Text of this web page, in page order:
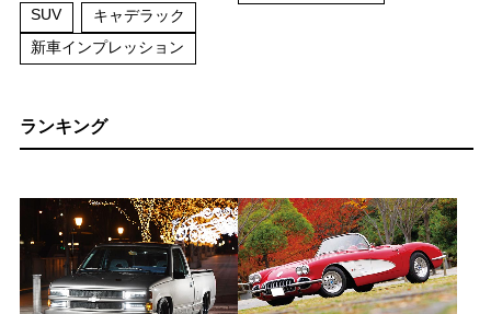
SUV
キャデラック
新車インプレッション
ランキング